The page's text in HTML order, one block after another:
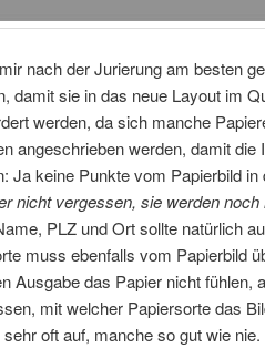
nach der Jurierung am besten
damit sie in das neue Layout im
werden, da sich manche
angeschrieben werden, damit die
Ja keine Punkte vom Papierbild in
nicht vergessen, sie werden noch
PLZ und Ort sollte natürlich
muss ebenfalls vom Papierbild
Ausgabe das Papier nicht fühlen,
mit welcher Papiersorte das
oft auf, manche so gut wie nie.